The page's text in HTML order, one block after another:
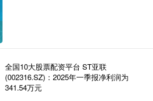
全国10大股票配资平台 ST亚联
(002316.SZ)：2025年一季报净利润为
341.54万元